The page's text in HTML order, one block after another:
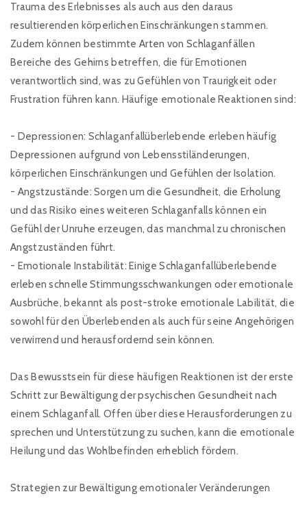
Trauma des Erlebnisses als auch aus den daraus
resultierenden körperlichen Einschränkungen stammen.
Zudem können bestimmte Arten von Schlaganfällen
Bereiche des Gehirns betreffen, die für Emotionen
verantwortlich sind, was zu Gefühlen von Traurigkeit oder
Frustration führen kann. Häufige emotionale Reaktionen sind:
- Depressionen: Schlaganfallüberlebende erleben häufig
Depressionen aufgrund von Lebensstiländerungen,
körperlichen Einschränkungen und Gefühlen der Isolation.
- Angstzustände: Sorgen um die Gesundheit, die Erholung
und das Risiko eines weiteren Schlaganfalls können ein
Gefühl der Unruhe erzeugen, das manchmal zu chronischen
Angstzuständen führt.
- Emotionale Instabilität: Einige Schlaganfallüberlebende
erleben schnelle Stimmungsschwankungen oder emotionale
Ausbrüche, bekannt als post-stroke emotionale Labilität, die
sowohl für den Überlebenden als auch für seine Angehörigen
verwirrend und herausfordernd sein können.
Das Bewusstsein für diese häufigen Reaktionen ist der erste
Schritt zur Bewältigung der psychischen Gesundheit nach
einem Schlaganfall. Offen über diese Herausforderungen zu
sprechen und Unterstützung zu suchen, kann die emotionale
Heilung und das Wohlbefinden erheblich fördern.
Strategien zur Bewältigung emotionaler Veränderungen